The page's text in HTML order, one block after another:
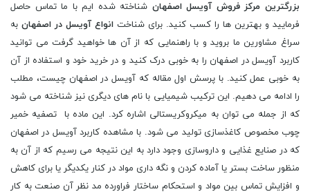
بزرگترین مرکز فروش آویسل اصفهان شناخته شده ایم با ما تماس حاصل
فرمایید و بهترین ها را کسب کنید. برای شناخت انواع آویسل در اصفهان به
سراغ مشاورین ما بروید و با راهنمایی که از آن ها خواهید گرفت می توانید
کاربرد آویسل در اصفهان را به خوبی درک کنید و در خرید خود و استفاده از آن
به خوبی عمل کنید. با پرسش اول مقاله که آویسل در اصفهان چیست، مطلب
را ادامه می دهیم. این ترکیب شیمیایی با نام های دیگری نیز شناخته می شود
که از جمله می توان به میکروکریستالی اشاره کرد. این ماده با تصفیه خمیر
چوب مخصوص کاغذسازی تولید می شود. با مشاهده کاربرد آویسل در اصفهان
که در صنایع غذایی و داروسازی وجود دارد به این نتیجه می رسیم که از آن به
منظور ساخت بستر یا آماده کردن و نگه‌ داری مواد در کنار یکدیگر یا برای کاهش
و افزایش تماس بین مواد و استحکام ساختار فراورده‌ مد نظر آن صنعت به کار